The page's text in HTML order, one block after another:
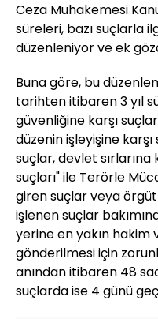
Ceza Muhakemesi
süreleri, bazı suçlarla
düzenleniyor ve ek
Buna göre, bu
tarihten itibaren 3 yıl
güvenliğine karşı
düzenin işleyişine
suçlar, devlet sırlarına
suçları" ile Terörle
giren suçlar veya
işlenen suçlar
yerine en yakın
gönderilmesi için
anından itibaren 48
suçlarda ise 4 günü